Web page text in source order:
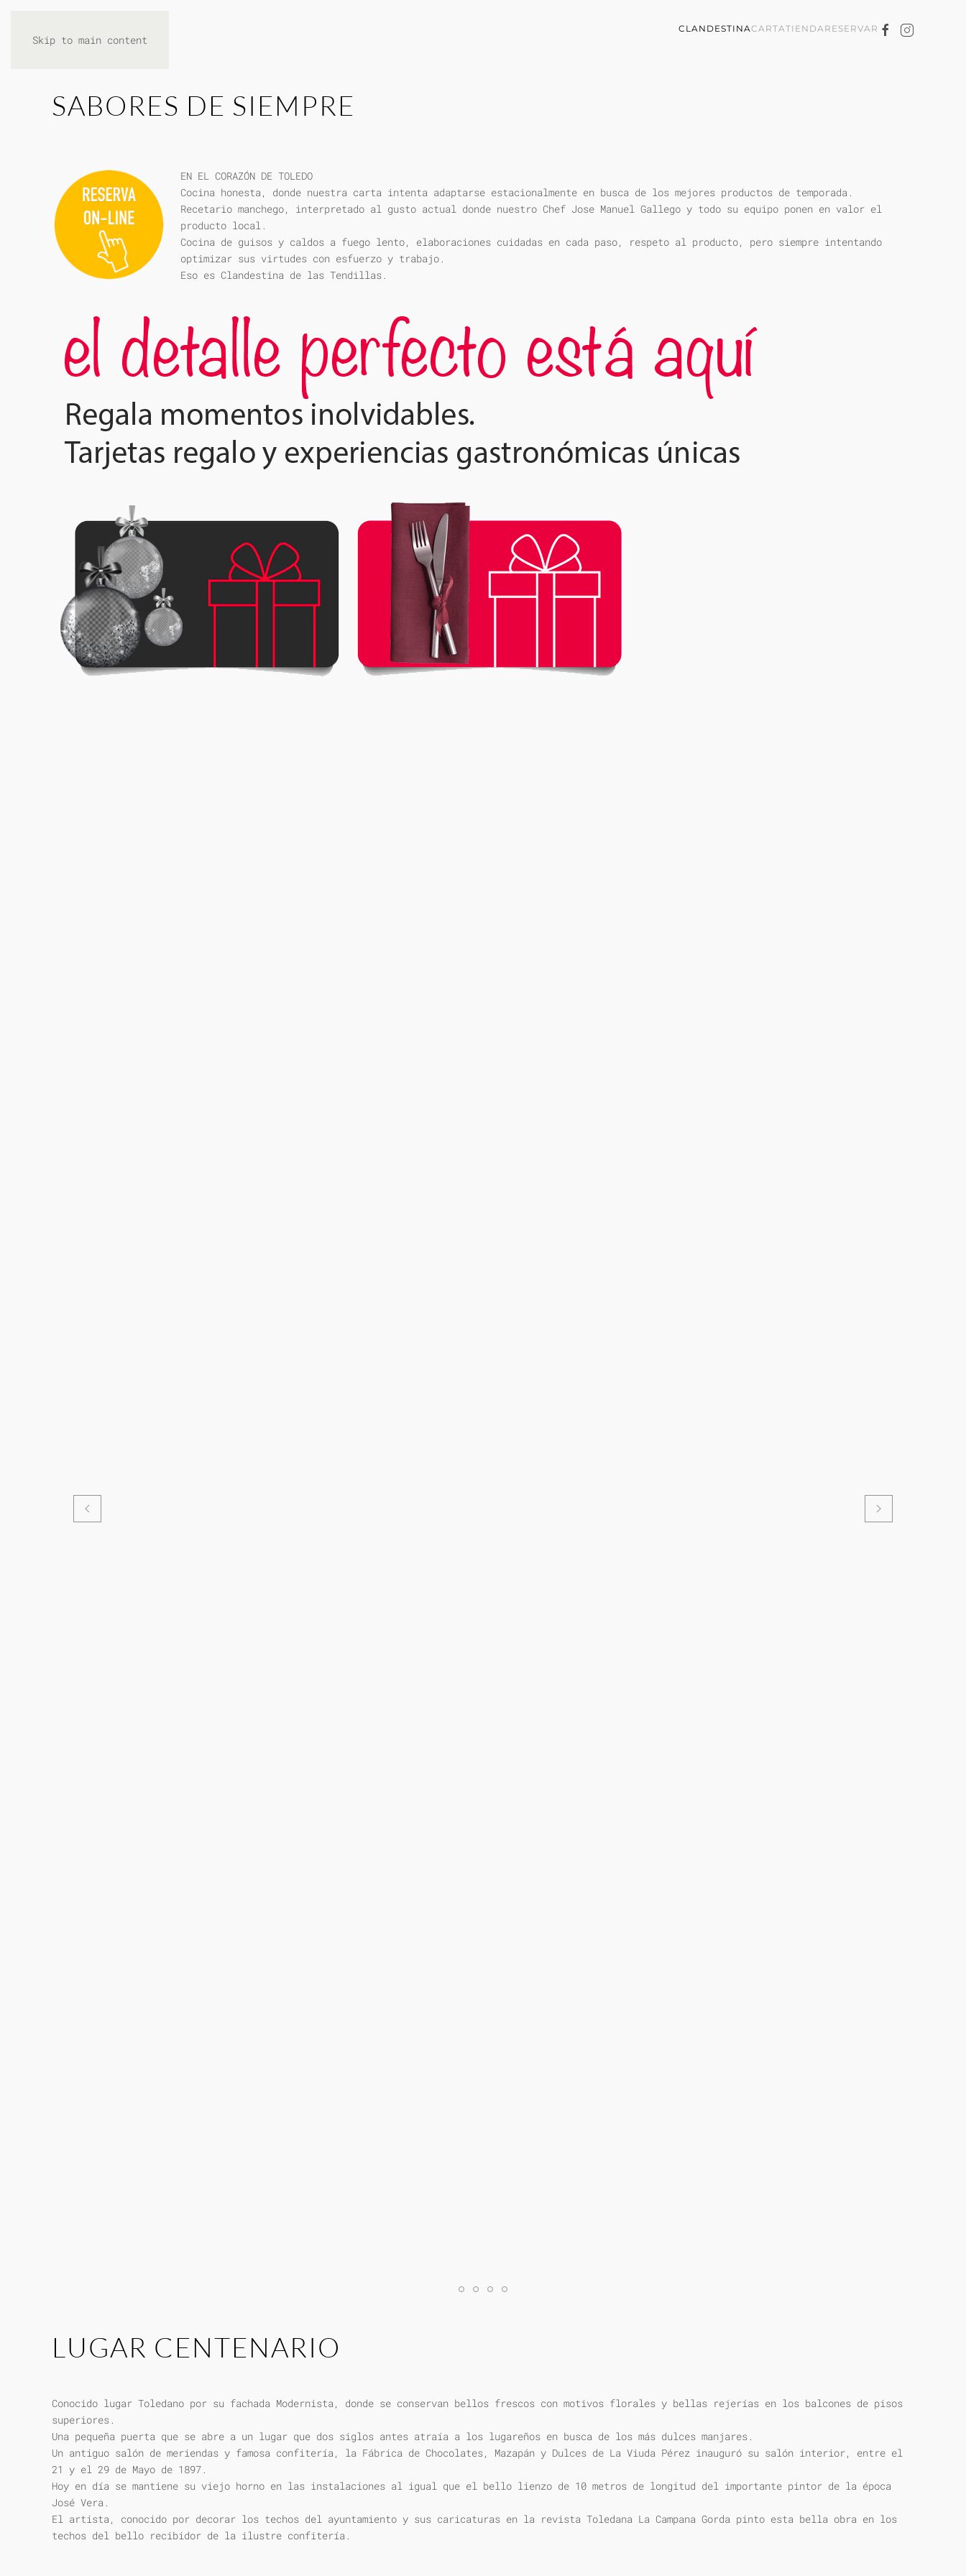
Skip to main content
CLANDESTINACARTATIENDARESERVAR
SABORES DE SIEMPRE
EN EL CORAZÓN DE TOLEDO
Cocina honesta, donde nuestra carta intenta adaptarse estacionalmente en busca de los mejores productos de temporada.
Recetario manchego, interpretado al gusto actual donde nuestro Chef Jose Manuel Gallego y todo su equipo ponen en valor el
producto local.
Cocina de guisos y caldos a fuego lento, elaboraciones cuidadas en cada paso, respeto al producto, pero siempre intentando
optimizar sus virtudes con esfuerzo y trabajo.
Eso es Clandestina de las Tendillas.
LUGAR CENTENARIO
Conocido lugar Toledano por su fachada Modernista, donde se conservan bellos frescos con motivos florales y bellas rejerías en los balcones de pisos
superiores.
Una pequeña puerta que se abre a un lugar que dos siglos antes atraía a los lugareños en busca de los más dulces manjares.
Un antiguo salón de meriendas y famosa confitería, la Fábrica de Chocolates, Mazapán y Dulces de La Viuda Pérez inauguró su salón interior, entre el
21 y el 29 de Mayo de 1897.
Hoy en día se mantiene su viejo horno en las instalaciones al igual que el bello lienzo de 10 metros de longitud del importante pintor de la época
José Vera.
El artista, conocido por decorar los techos del ayuntamiento y sus caricaturas en la revista Toledana La Campana Gorda pinto esta bella obra en los
techos del bello recibidor de la ilustre confitería.